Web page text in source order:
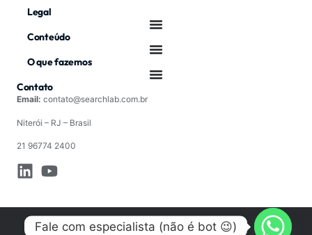
Legal
Conteúdo
O que fazemos
Contato
Email: contato@searchlab.com.br
Niterói – RJ – Brasil
21 96774 2400
Fale com especialista (não é bot 😉)